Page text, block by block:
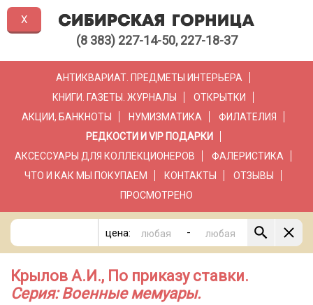
(8 383) 227-14-50, 227-18-37
АНТИКВАРИАТ. ПРЕДМЕТЫ ИНТЕРЬЕРА
КНИГИ. ГАЗЕТЫ. ЖУРНАЛЫ
ОТКРЫТКИ
АКЦИИ, БАНКНОТЫ
НУМИЗМАТИКА
ФИЛАТЕЛИЯ
РЕДКОСТИ И VIP ПОДАРКИ
АКСЕССУАРЫ ДЛЯ КОЛЛЕКЦИОНЕРОВ
ФАЛЕРИСТИКА
ЧТО И КАК МЫ ПОКУПАЕМ
КОНТАКТЫ
ОТЗЫВЫ
ПРОСМОТРЕНО
цена: -
Крылов А.И., По приказу ставки.
Серия: Военные мемуары.
X